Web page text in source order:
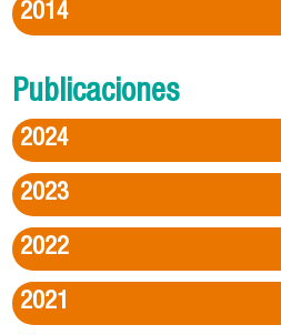
2014
Publicaciones
2024
2023
2022
2021